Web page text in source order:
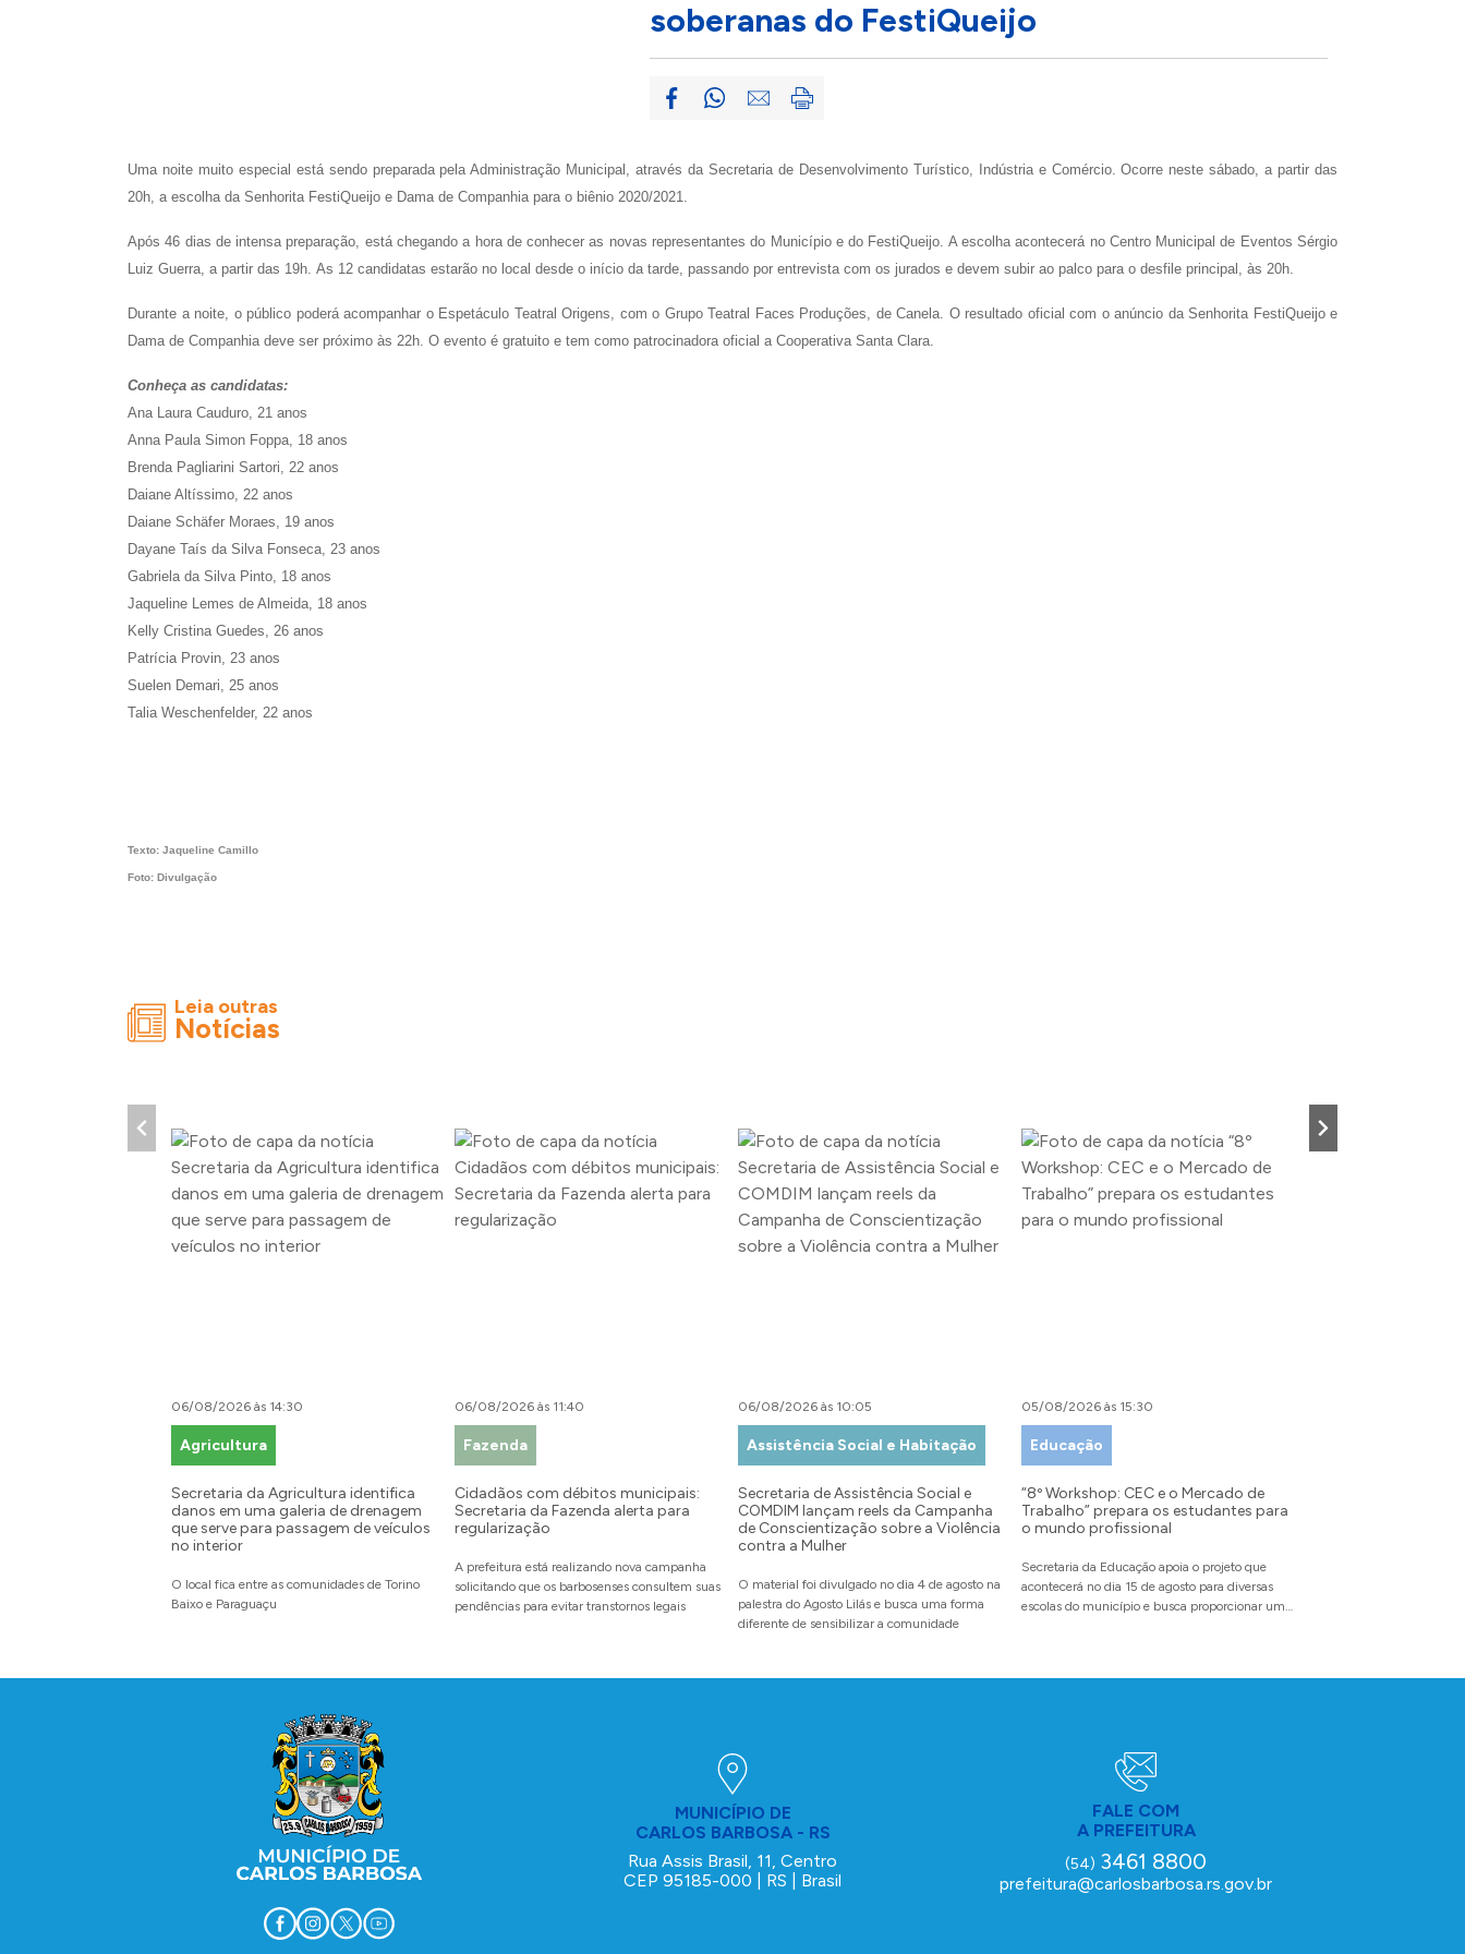
soberanas do FestiQueijo
Uma noite muito especial está sendo preparada pela Administração Municipal, através da Secretaria de Desenvolvimento Turístico, Indústria e Comércio. Ocorre neste sábado, a partir das
20h, a escolha da Senhorita FestiQueijo e Dama de Companhia para o biênio 2020/2021.
Após 46 dias de intensa preparação, está chegando a hora de conhecer as novas representantes do Município e do FestiQueijo. A escolha acontecerá no Centro Municipal de Eventos Sérgio
Luiz Guerra, a partir das 19h. As 12 candidatas estarão no local desde o início da tarde, passando por entrevista com os jurados e devem subir ao palco para o desfile principal, às 20h.
Durante a noite, o público poderá acompanhar o Espetáculo Teatral Origens, com o Grupo Teatral Faces Produções, de Canela. O resultado oficial com o anúncio da Senhorita FestiQueijo e
Dama de Companhia deve ser próximo às 22h. O evento é gratuito e tem como patrocinadora oficial a Cooperativa Santa Clara.
Conheça as candidatas:
Ana Laura Cauduro, 21 anos
Anna Paula Simon Foppa, 18 anos
Brenda Pagliarini Sartori, 22 anos
Daiane Altíssimo, 22 anos
Daiane Schäfer Moraes, 19 anos
Dayane Taís da Silva Fonseca, 23 anos
Gabriela da Silva Pinto, 18 anos
Jaqueline Lemes de Almeida, 18 anos
Kelly Cristina Guedes, 26 anos
Patrícia Provin, 23 anos
Suelen Demari, 25 anos
Talia Weschenfelder, 22 anos
Texto: Jaqueline Camillo
Foto: Divulgação
Leia outras
Notícias
06/08/2026 às 14:30
Agricultura
Secretaria da Agricultura identifica
danos em uma galeria de drenagem
que serve para passagem de veículos
no interior
O local fica entre as comunidades de Torino
Baixo e Paraguaçu
06/08/2026 às 11:40
Fazenda
Cidadãos com débitos municipais:
Secretaria da Fazenda alerta para
regularização
A prefeitura está realizando nova campanha
solicitando que os barbosenses consultem suas
pendências para evitar transtornos legais
06/08/2026 às 10:05
Assistência Social e Habitação
Secretaria de Assistência Social e
COMDIM lançam reels da Campanha
de Conscientização sobre a Violência
contra a Mulher
O material foi divulgado no dia 4 de agosto na
palestra do Agosto Lilás e busca uma forma
diferente de sensibilizar a comunidade
05/08/2026 às 15:30
Educação
“8º Workshop: CEC e o Mercado de
Trabalho” prepara os estudantes para
o mundo profissional
Secretaria da Educação apoia o projeto que
acontecerá no dia 15 de agosto para diversas
escolas do município e busca proporcionar um
MUNICÍPIO DE
CARLOS BARBOSA - RS
Rua Assis Brasil, 11, Centro
CEP 95185-000 | RS | Brasil
FALE COM
A PREFEITURA
(54) 3461 8800
prefeitura@carlosbarbosa.rs.gov.br